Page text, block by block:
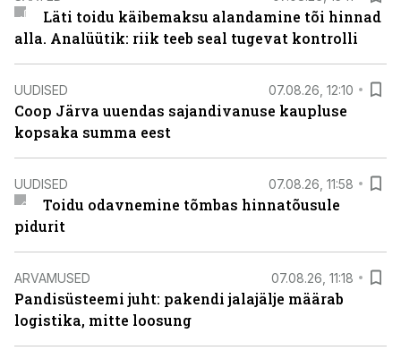
Läti toidu käibemaksu alandamine tõi hinnad
alla. Analüütik: riik teeb seal tugevat kontrolli
UUDISED 07.08.26, 12:10
Coop Järva uuendas sajandivanuse kaupluse
kopsaka summa eest
UUDISED 07.08.26, 11:58
Toidu odavnemine tõmbas hinnatõusule
pidurit
ARVAMUSED 07.08.26, 11:18
Pandisüsteemi juht: pakendi jalajälje määrab
logistika, mitte loosung